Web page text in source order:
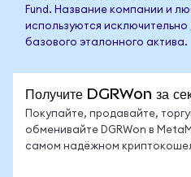
Fund. Название компании и
используются
базового эталонного актива.
Получите DGRWon за
Покупайте, продавайте,
обменивайте DGRWon в
самом надёжном